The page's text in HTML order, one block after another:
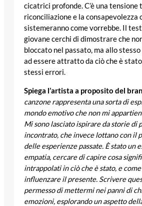
cicatrici profonde. C’è una tensione
riconciliazione e la consapevolezza
sistemeranno come vorrebbe. Il
giovane cerchi di dimostrare che
bloccato nel passato, ma allo
ad essere attratto da ciò che è
stessi errori.
Spiega l’artista a proposito del
canzone rappresenta una sorta di
mondo emotivo che non mi
Mi sono lasciato ispirare da storie di
incontrato, che invece lottano con il
delle esperienze passate. È stato un
empatia, cercare di capire cosa
intrappolati in ciò che è stato, e come
influenzare il presente. Scrivere
permesso di mettermi nei panni di
emozioni, esplorando un aspetto